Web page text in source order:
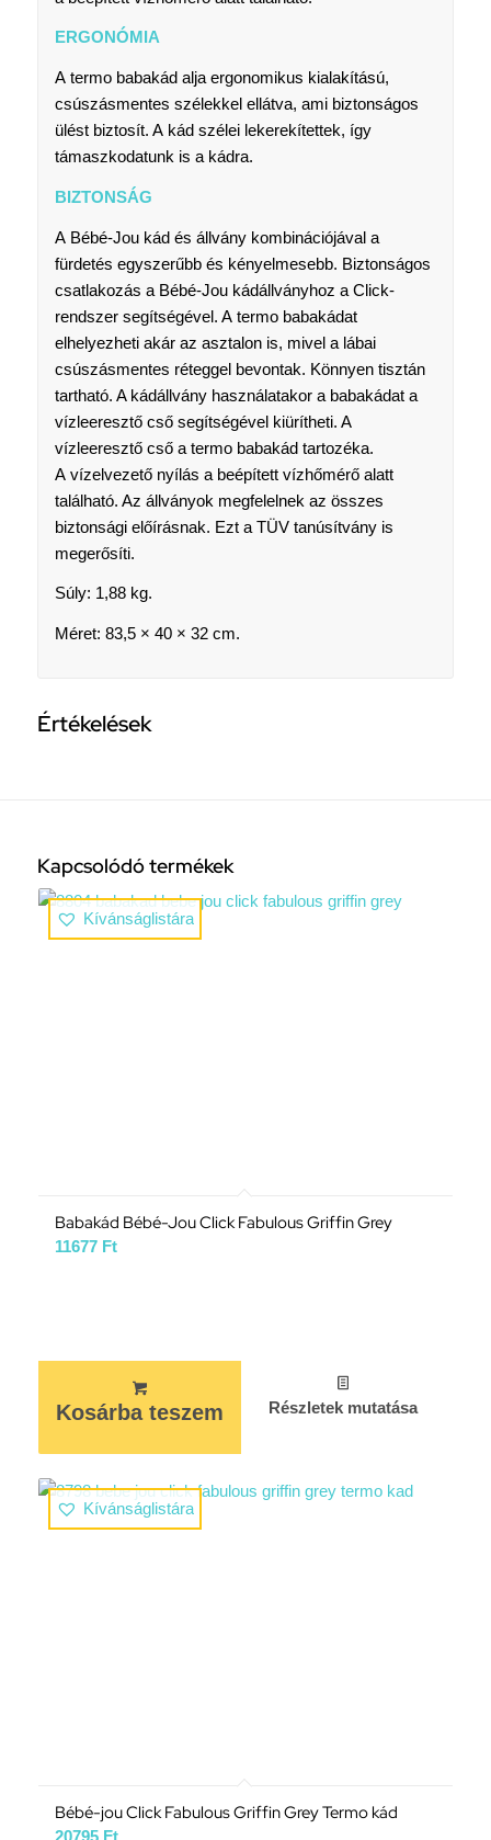
ERGONÓMIA
A termo babakád alja ergonomikus kialakítású,
csúszásmentes szélekkel ellátva, ami biztonságos
ülést biztosít. A kád szélei lekerekítettek, így
támaszkodatunk is a kádra.
BIZTONSÁG
A Bébé-Jou kád és állvány kombinációjával a
fürdetés egyszerűbb és kényelmesebb. Biztonságos
csatlakozás a Bébé-Jou kádállványhoz a Click-
rendszer segítségével. A termo babakádat
elhelyezheti akár az asztalon is, mivel a lábai
csúszásmentes réteggel bevontak. Könnyen tisztán
tartható. A kádállvány használatakor a babakádat a
vízleeresztő cső segítségével kiürítheti. A
vízleeresztő cső a termo babakád tartozéka.
A vízelvezető nyílás a beépített vízhőmérő alatt
található. Az állványok megfelelnek az összes
biztonsági előírásnak. Ezt a TÜV tanúsítvány is
megerősíti.
Súly: 1,88 kg.
Méret: 83,5 × 40 × 32 cm.
Értékelések
Kapcsolódó termékek
Kívánságlistára
Babakád Bébé-Jou Click Fabulous Griffin Grey
11677 Ft
Kosárba teszem Részletek mutatása
Kívánságlistára
Bébé-jou Click Fabulous Griffin Grey Termo kád
20795 Ft